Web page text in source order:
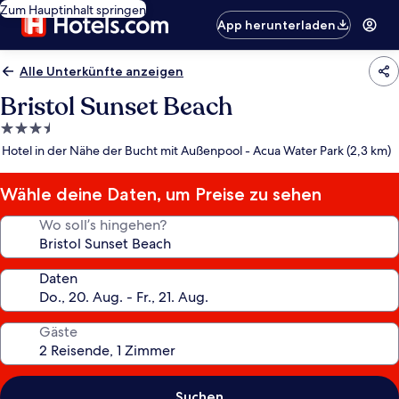
Zum Hauptinhalt springen
App herunterladen
Alle Unterkünfte anzeigen
Bristol Sunset Beach
3.5-
Sterne-
Hotel in der Nähe der Bucht mit Außenpool - Acua Water Park (2,3 km)
Wähle deine Daten, um Preise zu sehen
Wo soll’s hingehen?
Daten
Gäste